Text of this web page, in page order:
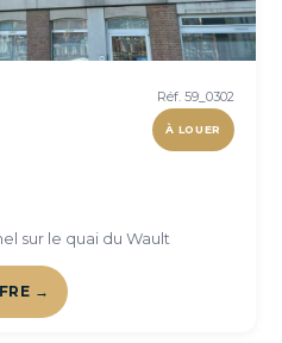
Réf. 59_0302
À LOUER
sur le quai du Wault
→